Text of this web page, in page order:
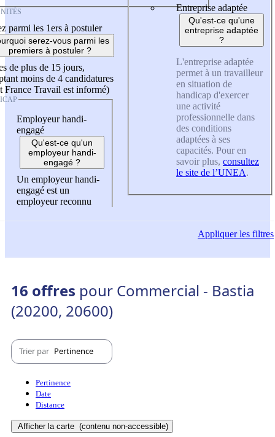
parmi les 1ers à postuler
serez-vous parmi les
premiers à postuler ?
de plus de 15 jours,
moins de 4 candidatures
France Travail est informé)
Employeur handi-
engagé
Qu'est-ce qu'un
employeur handi-
engagé ?
Un employeur handi-
engagé est un
employeur reconnu
Entreprise adaptée
Qu'est-ce qu'une
entreprise adaptée
?
L'entreprise adaptée
permet à un travailleur
en situation de
handicap d'exercer
une activité
professionnelle dans
des conditions
adaptées à ses
capacités. Pour en
savoir plus, consultez
le site de l’UNEA.
Appliquerles filtres
16 offres pour Commercial - Bastia
(20200, 20600)
Trier par Pertinence
Pertinence
Date
Distance
Afficher la carte (contenu non-accessible)